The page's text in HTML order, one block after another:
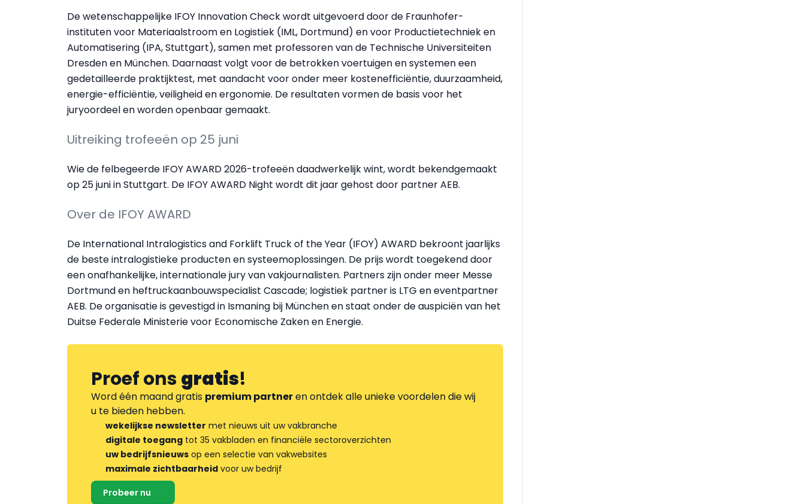
De wetenschappelijke IFOY Innovation Check wordt uitgevoerd door de Fraunhofer-
instituten voor Materiaalstroom en Logistiek (IML, Dortmund) en voor Productietechniek en
Automatisering (IPA, Stuttgart), samen met professoren van de Technische Universiteiten
Dresden en München. Daarnaast volgt voor de betrokken voertuigen en systemen een
gedetailleerde praktijktest, met aandacht voor onder meer kostenefficiëntie, duurzaamheid,
energie-efficiëntie, veiligheid en ergonomie. De resultaten vormen de basis voor het
juryoordeel en worden openbaar gemaakt.
Uitreiking trofeeën op 25 juni
Wie de felbegeerde IFOY AWARD 2026-trofeeën daadwerkelijk wint, wordt bekendgemaakt
op 25 juni in Stuttgart. De IFOY AWARD Night wordt dit jaar gehost door partner AEB.
Over de IFOY AWARD
De International Intralogistics and Forklift Truck of the Year (IFOY) AWARD bekroont jaarlijks
de beste intralogistieke producten en systeemoplossingen. De prijs wordt toegekend door
een onafhankelijke, internationale jury van vakjournalisten. Partners zijn onder meer Messe
Dortmund en heftruckaanbouwspecialist Cascade; logistiek partner is LTG en eventpartner
AEB. De organisatie is gevestigd in Ismaning bij München en staat onder de auspiciën van het
Duitse Federale Ministerie voor Economische Zaken en Energie.
Proef onsgratis!
Word één maand gratis premium partneren ontdek alle unieke voordelen die wij
u te bieden hebben.
wekelijkse newsletter met nieuws uit uw vakbranche
digitale toegang tot 35 vakbladen en financiële sectoroverzichten
uw bedrijfsnieuws op een selectie van vakwebsites
maximale zichtbaarheid voor uw bedrijf
Probeer nu